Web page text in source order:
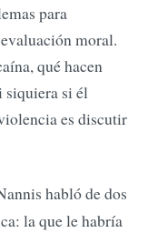
para
moral.
qué hacen
siquiera si él
es discutir
habló de dos
la que le habría